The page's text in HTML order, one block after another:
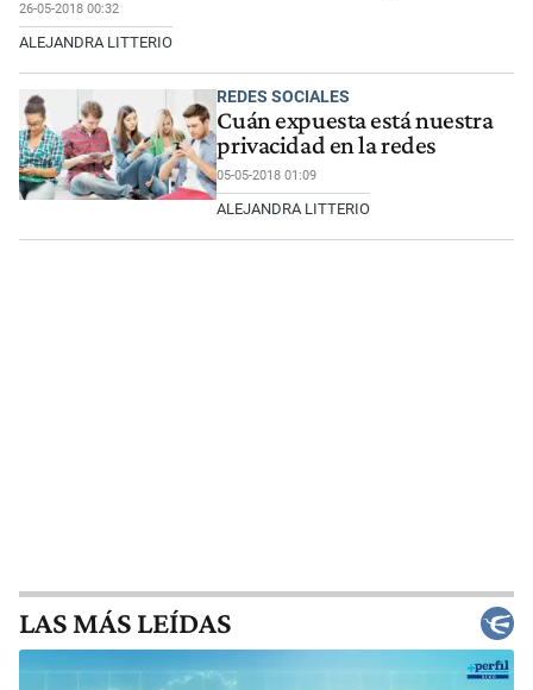
26-05-2018 00:32
ALEJANDRA LITTERIO
REDES SOCIALES
Cuán expuesta está nuestra
privacidad en la redes
05-05-2018 01:09
ALEJANDRA LITTERIO
LAS MÁS LEÍDAS